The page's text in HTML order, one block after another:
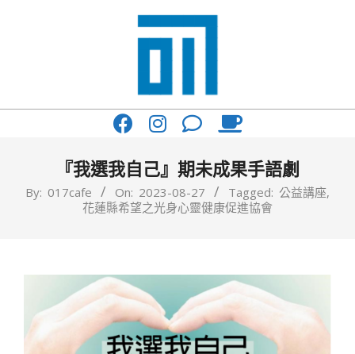
017
你
咖
啡
館
『我選我自己』期未成果手語劇
By: 017cafe On: 2023-08-27 Tagged: 公益講座,
花蓮縣希望之光身心靈健康促進協會